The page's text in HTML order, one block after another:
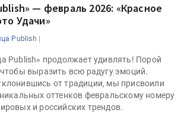
— февраль 2026: «Красное
Удачи»
Publish |
Publish» продолжает удивлять! Порой
выразить всю радугу эмоций.
от традиции, мы присвоили
оттенков февральскому номеру
и российских трендов.